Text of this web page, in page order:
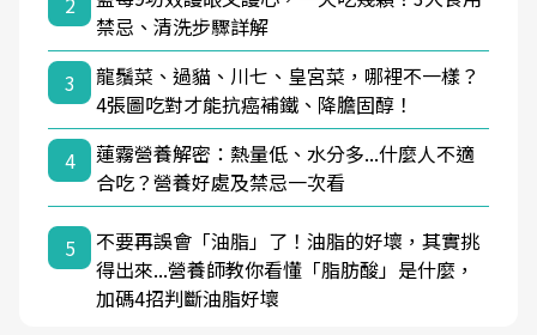
禁忌、清洗步驟詳解
3
龍鬚菜、過貓、川七、皇宮菜，哪裡不一樣？
4張圖吃對才能抗癌補鐵、降膽固醇！
4
蓮霧營養解密：熱量低、水分多...什麼人不適
合吃？營養好處及禁忌一次看
5
不要再誤會「油脂」了！油脂的好壞，其實挑
得出來...營養師教你看懂「脂肪酸」是什麼，
加碼4招判斷油脂好壞